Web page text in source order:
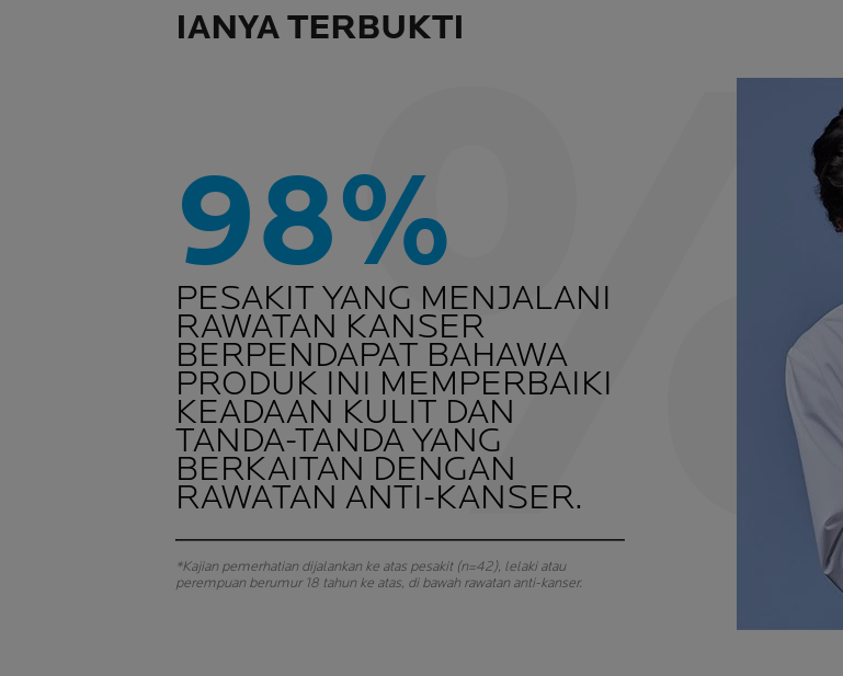
IANYA TERBUKTI
98%
PESAKIT YANG MENJALANI
RAWATAN KANSER
BERPENDAPAT BAHAWA
PRODUK INI MEMPERBAIKI
KEADAAN KULIT DAN
TANDA-TANDA YANG
BERKAITAN DENGAN
RAWATAN ANTI-KANSER.
*Kajian pemerhatian dijalankan ke atas pesakit (n=42), lelaki atau
perempuan berumur 18 tahun ke atas, di bawah rawatan anti-kanser.